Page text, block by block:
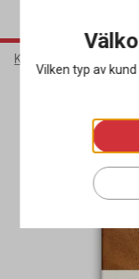
Kontorsmaterial
Vilken typ av